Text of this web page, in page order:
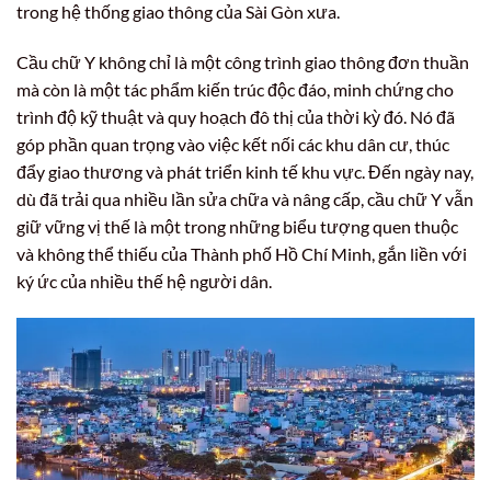
trong hệ thống giao thông của Sài Gòn xưa.
Cầu chữ Y không chỉ là một công trình giao thông đơn thuần
mà còn là một tác phẩm kiến trúc độc đáo, minh chứng cho
trình độ kỹ thuật và quy hoạch đô thị của thời kỳ đó. Nó đã
góp phần quan trọng vào việc kết nối các khu dân cư, thúc
đẩy giao thương và phát triển kinh tế khu vực. Đến ngày nay,
dù đã trải qua nhiều lần sửa chữa và nâng cấp, cầu chữ Y vẫn
giữ vững vị thế là một trong những biểu tượng quen thuộc
và không thể thiếu của Thành phố Hồ Chí Minh, gắn liền với
ký ức của nhiều thế hệ người dân.